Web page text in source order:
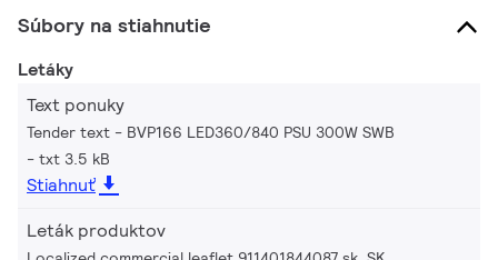
Súbory na stiahnutie
Letáky
Text ponuky
Tender text - BVP166 LED360/840 PSU 300W SWB
txt 3.5 kB
Stiahnuť
Leták produktov